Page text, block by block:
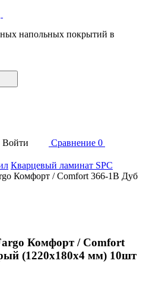
напольных покрытий в
Войти Сравнение 0
Кварцевый ламинат SPC
Комфорт / Comfort 366-1В Дуб
Комфорт / Comfort
(1220х180х4 мм) 10шт